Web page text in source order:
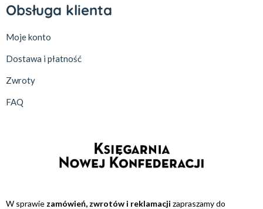
Obsługa klienta
Moje konto
Dostawa i płatność
Zwroty
FAQ
W sprawie zamówień, zwrotów i reklamacji zapraszamy do